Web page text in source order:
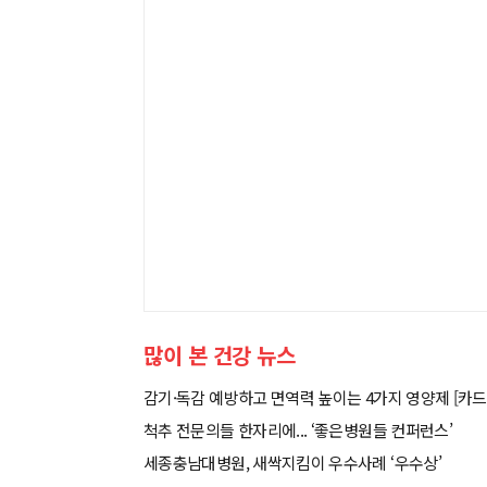
많이 본 건강 뉴스
감기·독감 예방하고 면역력 높이는 4가지 영양제 [카
척추 전문의들 한자리에... ‘좋은병원들 컨퍼런스’
세종충남대병원, 새싹지킴이 우수사례 ‘우수상’